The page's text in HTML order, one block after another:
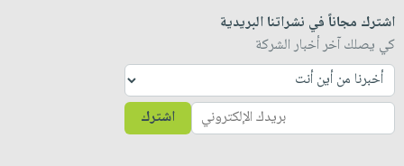
اشترك مجاناً في نشراتنا البريدية
كي يصلك آخر أخبار الشركة
اشترك